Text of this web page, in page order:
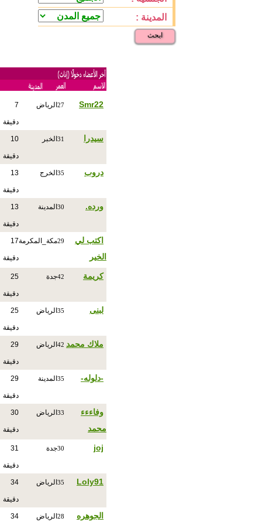
المدينة :
ابحث
Smr22
27 الرياض 7
دقيقة
سيدرا 31 الخبر 10
دقيقة
دروب 35 الخرج 13
دقيقة
ورده. 30 المدينة 13
دقيقة
اكتب لي
الخير
29مكة_المكرمة17
دقيقة
كريمة 42جدة 25
دقيقة
لبنى 35 الرياض 25
دقيقة
ملاك محمد 42 الرياض 29
دقيقة
-دلوله- 35 المدينة 29
دقيقة
وفاءءء
محمد
33 الرياض 30
دقيقة
joj
30جدة 31
دقيقة
Loly91
35 الرياض 34
دقيقة
الجوهره 28 الرياض 34